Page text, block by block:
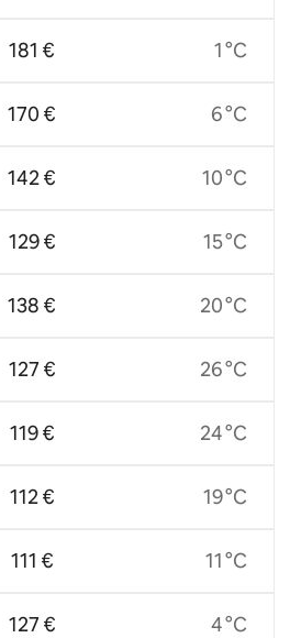
181 €
170 €
142 €
129 €
138 €
127 €
119 €
112 €
111 €
127 €
1 °C
6 °C
10 °C
15 °C
20 °C
26 °C
24 °C
19 °C
11 °C
4 °C